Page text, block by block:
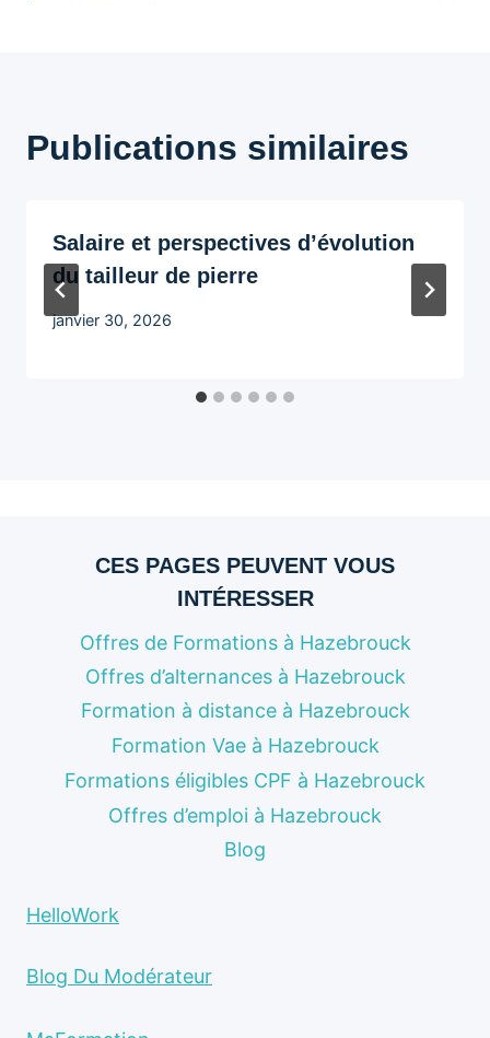
Publications similaires
Salaire et perspectives d’évolution
du tailleur de pierre
janvier 30, 2026
CES PAGES PEUVENT VOUS
INTÉRESSER
Offres de Formations à Hazebrouck
Offres d’alternances à Hazebrouck
Formation à distance à Hazebrouck
Formation Vae à Hazebrouck
Formations éligibles CPF à Hazebrouck
Offres d’emploi à Hazebrouck
Blog
HelloWork
Blog Du Modérateur